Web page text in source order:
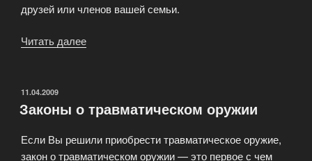
друзей или членов вашей семьи.
Читать далее
ОПУБЛИКОВАНО
11.04.2009
Законы о травматическом оружии
Если Вы решили приобрести травматическое оружие,
закон о травматическом оружии — это первое с чем